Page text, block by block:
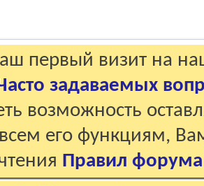
первый визит на
задаваемых
возможность
всем его функциям,
Правил форума